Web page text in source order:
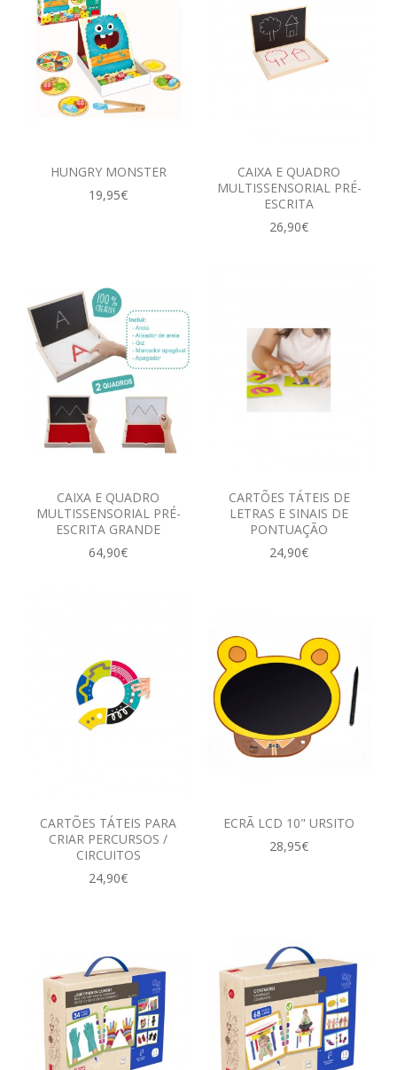
HUNGRY MONSTER
19,95€
CAIXA E QUADRO
MULTISSENSORIAL PRÉ-
ESCRITA
26,90€
CAIXA E QUADRO
MULTISSENSORIAL PRÉ-
ESCRITA GRANDE
64,90€
CARTÕES TÁTEIS DE
LETRAS E SINAIS DE
PONTUAÇÃO
24,90€
CARTÕES TÁTEIS PARA
CRIAR PERCURSOS /
CIRCUITOS
24,90€
ECRÃ LCD 10" URSITO
28,95€